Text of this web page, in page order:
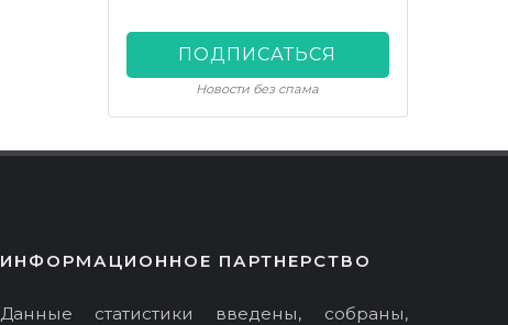
ПОДПИСАТЬСЯ
Новости без спама
ИНФОРМАЦИОННОЕ ПАРТНЕРСТВО
Данные статистики введены, собраны,